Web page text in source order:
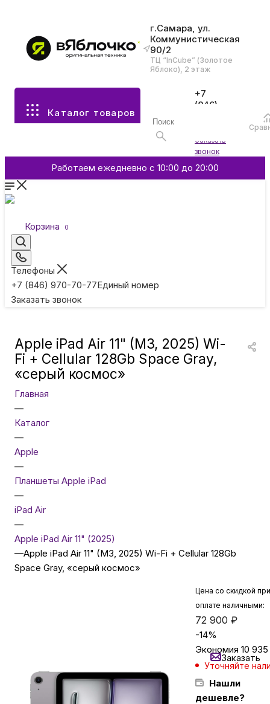
г.Самара, ул.
Коммунистическая
90/2
ТЦ “InCube” (Золотое
Яблоко), 2 этаж
Каталог товаров
+7
(846)
Заказать
звонок
Работаем ежедневно с 10:00 до 20:00
Корзина 0
Телефоны
+7 (846) 970-70-77Единый номер
Заказать звонок
Все разделы каталога
Аксессуары
Смартфоны и гаджеты
Умные кольца
Красота и здоровье
Сумки и чемоданы
Для дома и дачи
Apple iPad Air 11" (M3, 2025) Wi-
Fi + Cellular 128Gb Space Gray,
«серый космос»
Главная
—
Каталог
—
Apple
—
Планшеты Apple iPad
—
iPad Air
—
Apple iPad Air 11" (2025)
—Apple iPad Air 11" (M3, 2025) Wi-Fi + Cellular 128Gb
Space Gray, «серый космос»
Цена со скидкой при
оплате наличными:
72 900 ₽
-14%
Экономия 10 935
Уточняйте
Нашли
дешевле?
Заказать